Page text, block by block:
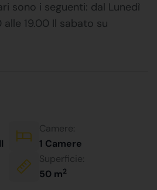
sono i seguenti: dal Lunedì
19.00 Il sabato su
Camere:
1 Camere
Superficie:
50 m2